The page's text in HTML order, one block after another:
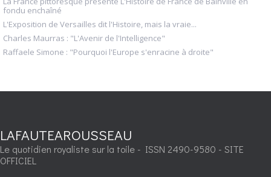
fondu enchaîné
L'Exposition de Versailles dit l'Histoire, mais la vraie...
Charles Maurras : "L'Avenir de l'Intelligence"
Raffaele Simone : "Pourquoi l'Europe s'enracine à droite"
LAFAUTEAROUSSEAU
Le quotidien royaliste sur la toile - ISSN 2490-9580 - SITE
OFFICIEL